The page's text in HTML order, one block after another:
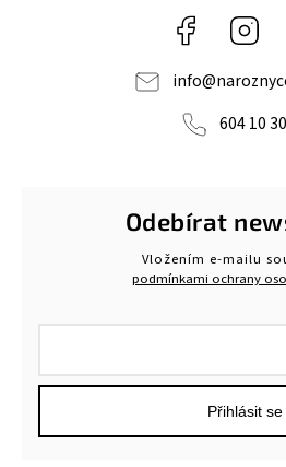
Facebook
info@
604 10
Odebírat
Vložením e-mailu
podmínkami ochrany
Přihlásit se